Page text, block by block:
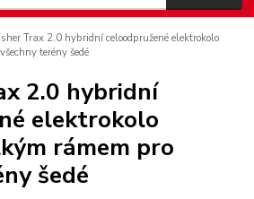
Trax 2.0 hybridní celoodpružené elektrokolo
terény šedé
2.0 hybridní
elektrokolo
rámem pro
šedé